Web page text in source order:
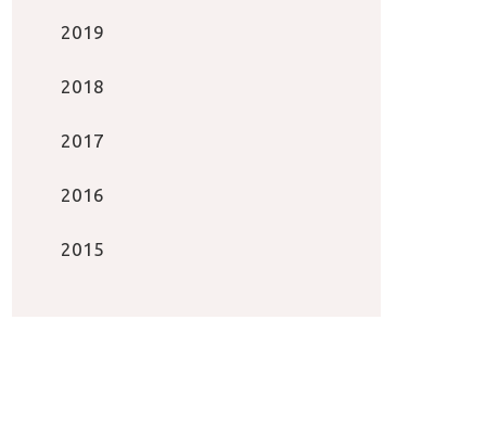
2019
2018
2017
2016
2015